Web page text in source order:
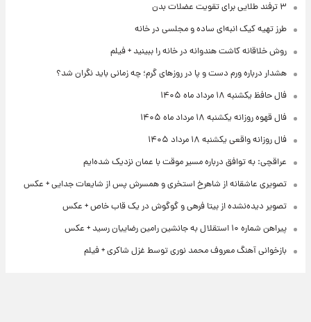
۳ ترفند طلایی برای تقویت عضلات بدن
طرز تهیه کیک انبه‌ای ساده و مجلسی در خانه
روش خلاقانه کاشت هندوانه در خانه را ببینید + فیلم
هشدار درباره ورم دست و پا در روزهای گرم؛ چه زمانی باید نگران شد؟
فال حافظ یکشنبه ۱۸ مرداد ماه ۱۴۰۵
فال قهوه روزانه یکشنبه ۱۸ مرداد ماه ۱۴۰۵
فال روزانه واقعی یکشنبه ۱۸ مرداد ۱۴۰۵
عراقچی: به توافق درباره مسیر موقت با عمان نزدیک شده‌ایم
تصویری عاشقانه از شاهرخ استخری و همسرش پس از شایعات جدایی + عکس
تصویر دیده‌نشده از بیتا فرهی و گوگوش در یک قاب خاص + عکس
پیراهن شماره ۱۰ استقلال به جانشین رامین رضاییان رسید + عکس
بازخوانی آهنگ معروف محمد نوری توسط غزل شاکری + فیلم